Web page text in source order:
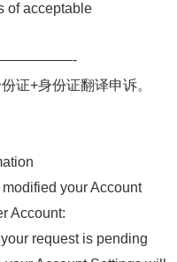
of acceptable
证+身份证翻译申诉。
your Account
Account:
request is pending